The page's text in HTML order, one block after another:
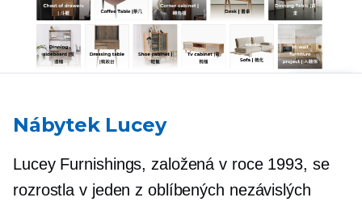
Nábytek Lucey
Lucey Furnishings, založená v roce 1993, se
rozrostla v jeden z oblíbených nezávislých